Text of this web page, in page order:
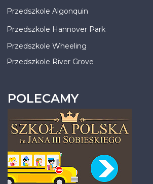
Przedszkole Algonquin
Przedszkole Hannover Park
Przedszkole Wheeling
Przedszkole River Grove
POLECAMY